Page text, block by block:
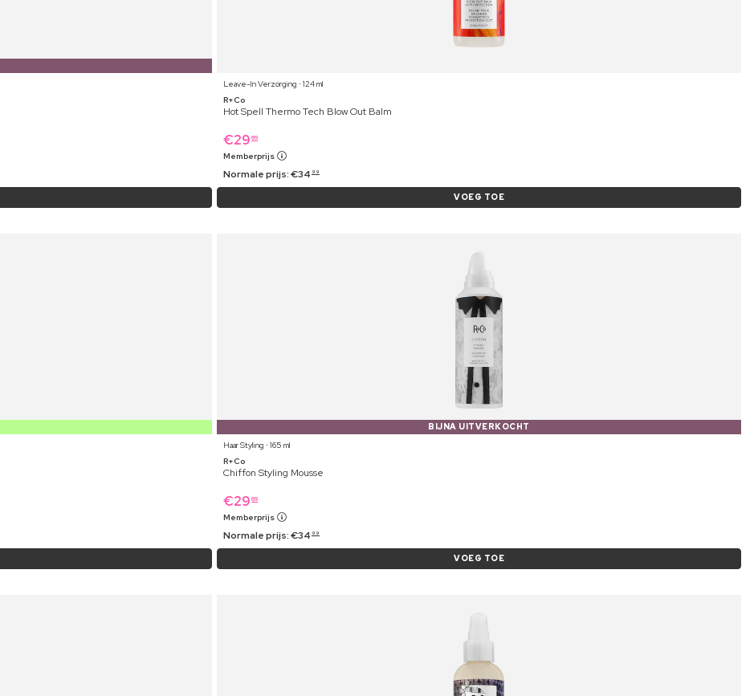
Leave-In Verzorging ⋅ 124 ml
R+Co
Hot Spell Thermo Tech Blow Out Balm
€29 69
Memberprijs
Normale prijs:€34 99
VOEG TOE
BIJNA UITVERKOCHT
Haar Styling ⋅ 165 ml
R+Co
Chiffon Styling Mousse
€29 69
Memberprijs
Normale prijs:€34 99
VOEG TOE